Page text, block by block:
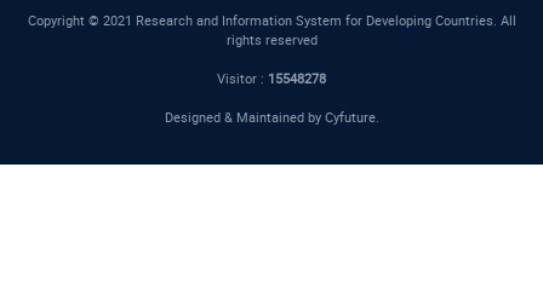
Copyright © 2021 Research and Information System for Developing Countries. All
rights reserved
Visitor : 15548278
Designed & Maintained by Cyfuture.